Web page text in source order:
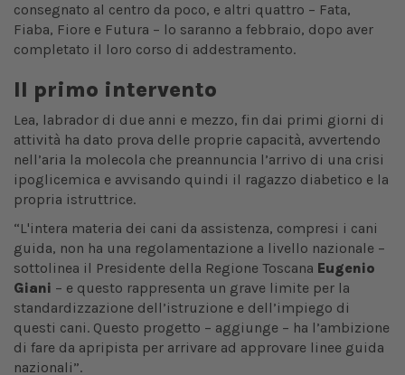
consegnato al centro da poco, e altri quattro – Fata,
Fiaba, Fiore e Futura – lo saranno a febbraio, dopo aver
completato il loro corso di addestramento.
Il primo intervento
Lea, labrador di due anni e mezzo, fin dai primi giorni di
attività ha dato prova delle proprie capacità, avvertendo
nell’aria la molecola che preannuncia l’arrivo di una crisi
ipoglicemica e avvisando quindi il ragazzo diabetico e la
propria istruttrice.
“L'intera materia dei cani da assistenza, compresi i cani
guida, non ha una regolamentazione a livello nazionale –
sottolinea il Presidente della Regione Toscana Eugenio
Giani – e questo rappresenta un grave limite per la
standardizzazione dell’istruzione e dell’impiego di
questi cani. Questo progetto – aggiunge – ha l’ambizione
di fare da apripista per arrivare ad approvare linee guida
nazionali”.